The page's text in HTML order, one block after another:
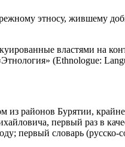
этносу, жившему
властями на
(Ethnologue:
из районов Бурятии,
первый раз в
первый словарь